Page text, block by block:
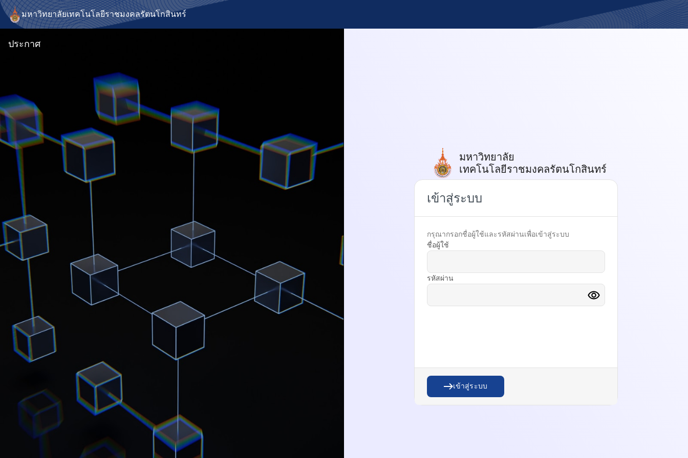
มหาวิทยาลัยเทคโนโลยีราชมงคลรัตนโกสินทร์
ประกาศ
มหาวิทยาลัย
เทคโนโลยีราชมงคลรัตนโกสินทร์
เข้าสู่ระบบ
กรุณากรอกชื่อผู้ใช้และรหัสผ่านเพื่อเข้าสู่ระบบ
ชื่อผู้ใช้
รหัสผ่าน
เข้าสู่ระบบ